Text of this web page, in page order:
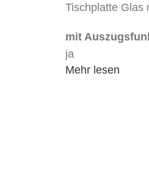
Tischplatte Glas
mit
ja
Mehr lesen